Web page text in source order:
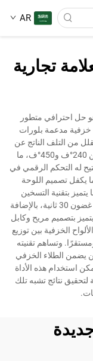
AR
تجارية
حل احترافي متطور
خزفية مدعمة بلورات
من التلف الناتج عن
الحرارة. يعمل الجهاز في نطاق حرارة يتراوح بين 240°ف و450°ف، ما
له التحكم الرقمي في
يكفل تصميم اللوحة
بتقنية التسخين
السريع التي تصل إلى درجة الحرارة المطلوبة في غضون 30 ثانية، بالإضافة
ويتميز بتصميم مريح وكابل
الألواح الخزفية بين توزيع
وتساهم تقنيته
يضمن الطلاء الخزفي
استخدام هذه الأداة
لتحقيق نتائج تشبه تلك